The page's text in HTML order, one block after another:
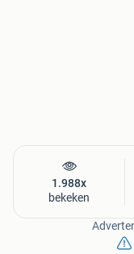
1.988x
bekeken